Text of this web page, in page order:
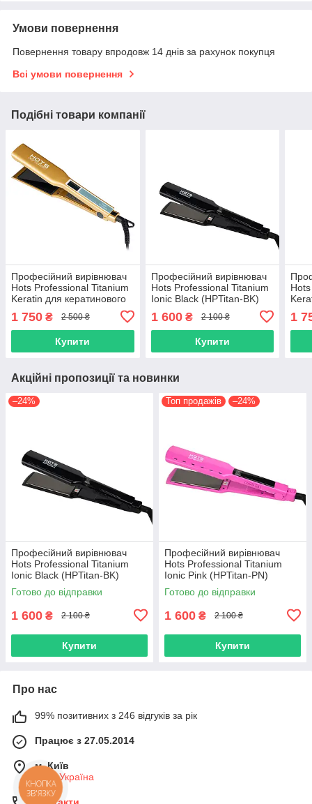
Умови повернення
Повернення товару впродовж 14 днів за рахунок покупця
Всі умови повернення
Подібні товари компанії
Професійний вирівнювач
Hots Professional Titanium
Keratin для кератинового
золотий (HPKeratin-GO)
1 750 ₴ 2 500 ₴
Купити
Професійний вирівнювач
Hots Professional Titanium
Ionic Black (HPTitan-BK)
1 600₴ 2 100 ₴
Купити
1
Акційні пропозиції та новинки
–24%
Професійний вирівнювач
Hots Professional Titanium
Ionic Black (HPTitan-BK)
Готово до відправки
1 600 ₴ 2 100 ₴
Купити
Топ продажів –24%
Професійний вирівнювач
Hots Professional Titanium
Ionic Pink (HPTitan-PN)
Готово до відправки
1 600 ₴ 2 100 ₴
Купити
Про нас
99% позитивних з 246 відгуків за рік
Працює з 27.05.2014
м. Київ
Київ, Україна
КНОПКА
ЗВ'ЯЗКУ